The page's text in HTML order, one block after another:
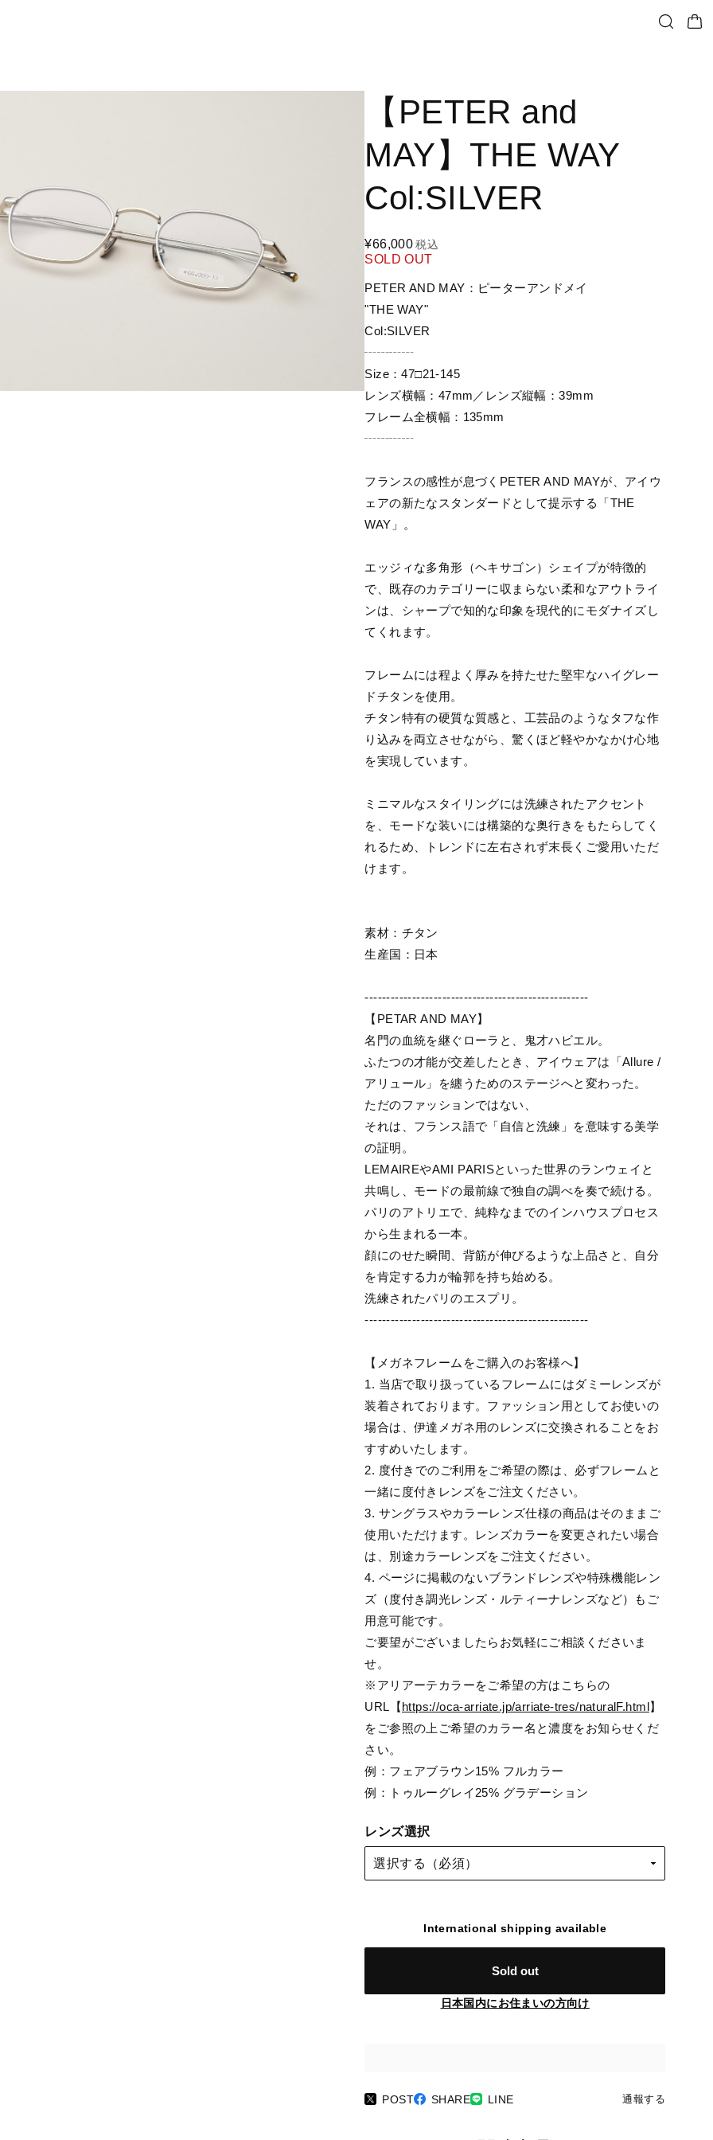
【PETER and
MAY】THE WAY
Col:SILVER
¥66,000 税込
SOLD OUT
PETER AND MAY：ピーターアンドメイ
"THE WAY"
Col:SILVER
┄┄┄┄
Size：47□21-145
レンズ横幅：47mm／レンズ縦幅：39mm
フレーム全横幅：135mm
┄┄┄┄
フランスの感性が息づくPETER AND MAYが、アイウ
ェアの新たなスタンダードとして提示する「THE
WAY」。
エッジィな多角形（ヘキサゴン）シェイプが特徴的
で、既存のカテゴリーに収まらない柔和なアウトライ
ンは、シャープで知的な印象を現代的にモダナイズし
てくれます。
フレームには程よく厚みを持たせた堅牢なハイグレー
ドチタンを使用。
チタン特有の硬質な質感と、工芸品のようなタフな作
り込みを両立させながら、驚くほど軽やかなかけ心地
を実現しています。
ミニマルなスタイリングには洗練されたアクセント
を、モードな装いには構築的な奥行きをもたらしてく
れるため、トレンドに左右されず末長くご愛用いただ
けます。
素材：チタン
生産国：日本
----------------------------------------------------
【PETAR AND MAY】
名門の血統を継ぐローラと、鬼才ハビエル。
ふたつの才能が交差したとき、アイウェアは「Allure /
アリュール」を纏うためのステージへと変わった。
ただのファッションではない、
それは、フランス語で「自信と洗練」を意味する美学
の証明。
LEMAIREやAMI PARISといった世界のランウェイと
共鳴し、モードの最前線で独自の調べを奏で続ける。
パリのアトリエで、純粋なまでのインハウスプロセス
から生まれる一本。
顔にのせた瞬間、背筋が伸びるような上品さと、自分
を肯定する力が輪郭を持ち始める。
洗練されたパリのエスプリ。
----------------------------------------------------
【メガネフレームをご購入のお客様へ】
1. 当店で取り扱っているフレームにはダミーレンズが
装着されております。ファッション用としてお使いの
場合は、伊達メガネ用のレンズに交換されることをお
すすめいたします。
2. 度付きでのご利用をご希望の際は、必ずフレームと
一緒に度付きレンズをご注文ください。
3. サングラスやカラーレンズ仕様の商品はそのままご
使用いただけます。レンズカラーを変更されたい場合
は、別途カラーレンズをご注文ください。
4. ページに掲載のないブランドレンズや特殊機能レン
ズ（度付き調光レンズ・ルティーナレンズなど）もご
用意可能です。
ご要望がございましたらお気軽にご相談くださいま
せ。
※アリアーテカラーをご希望の方はこちらの
URL【https://oca-arriate.jp/arriate-tres/naturalF.html】
をご参照の上ご希望のカラー名と濃度をお知らせくだ
さい。
例：フェアブラウン15% フルカラー
例：トゥルーグレイ25% グラデーション
レンズ選択
International shipping available
Sold out
日本国内にお住まいの方向け
POST SHARE LINE 通報する